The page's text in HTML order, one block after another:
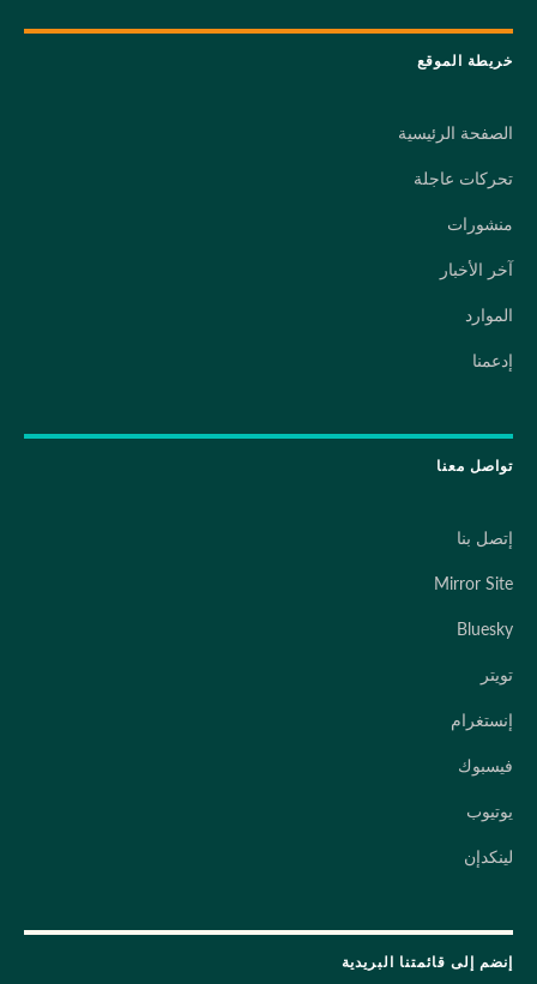
خريطة الموقع
الصفحة الرئيسية
تحركات عاجلة
منشورات
آخر الأخبار
الموارد
إدعمنا
تواصل معنا
إتصل بنا
Mirror Site
Bluesky
تويتر
إنستغرام
فيسبوك
يوتيوب
لينكدإن
إنضم إلى قائمتنا البريدية